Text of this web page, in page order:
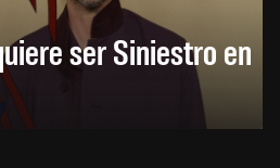
ser Siniestro en